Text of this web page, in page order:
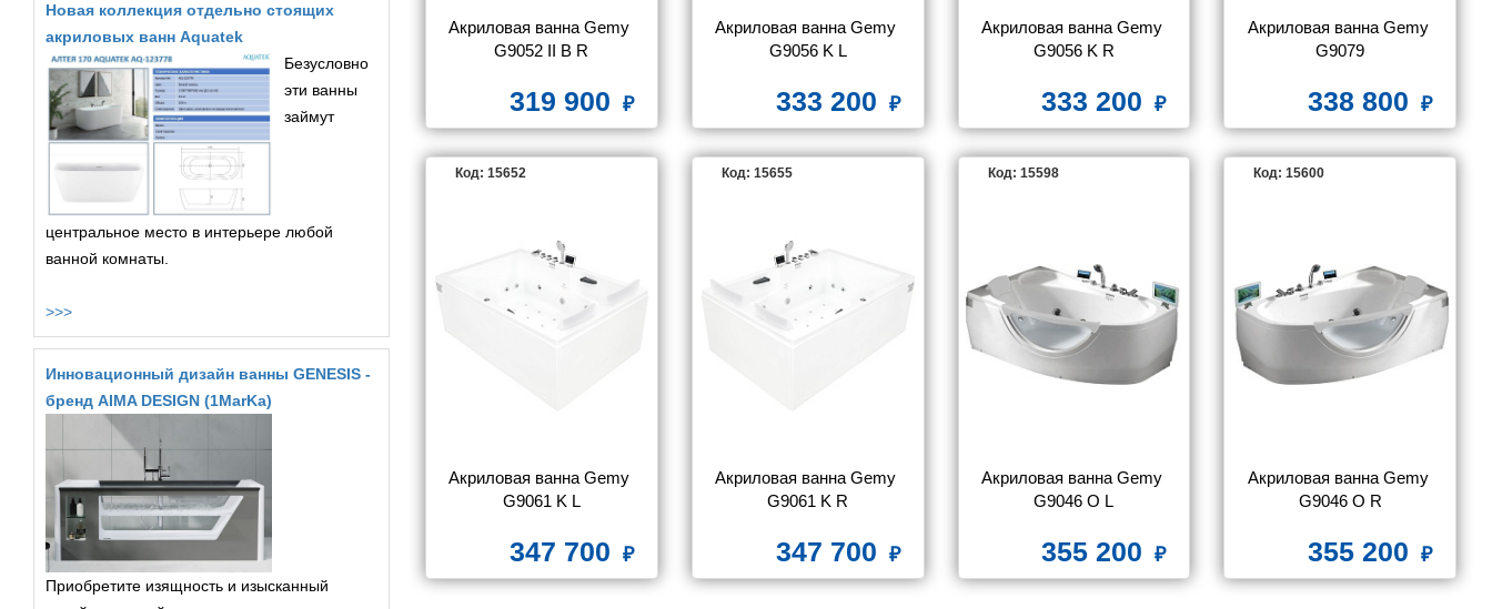
Акриловая ванна Gemy
G9052 II B R
319 900
Акриловая ванна Gemy
G9056 K L
333 200
Акриловая ванна Gemy
G9056 K R
333 200
Акриловая ванна Gemy
G9079
338 800
Код: 15652
Акриловая ванна Gemy
G9061 K L
347 700
Код: 15655
Акриловая ванна Gemy
G9061 K R
347 700
Код: 15598
Акриловая ванна Gemy
G9046 O L
355 200
Код: 15600
Акриловая ванна Gemy
G9046 O R
355 200
Новая коллекция отдельно стоящих
акриловых ванн Aquatek
Безусловно
эти ванны
займут
центральное место в интерьере любой
ванной комнаты.
>>>
Инновационный дизайн ванны GENESIS -
бренд AIMA DESIGN (1MarKa)
Приобретите изящность и изысканный